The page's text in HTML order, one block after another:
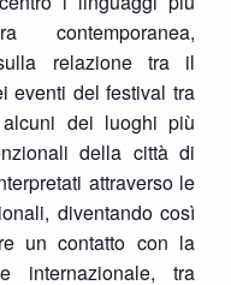
contemporanea,
sulla relazione tra il
eventi del festival tra
alcuni dei luoghi più
della città di
attraverso le
diventando così
un contatto con la
internazionale, tra